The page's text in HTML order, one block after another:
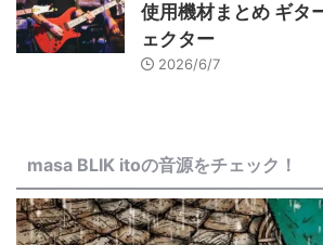
使用機材まとめ ギタ
ェクター
2026/6/7
masa BLIK itoの音源をチェック！